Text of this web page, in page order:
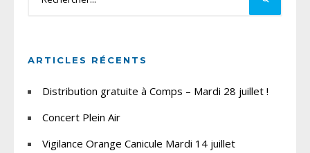
ARTICLES RÉCENTS
Distribution gratuite à Comps – Mardi 28 juillet !
Concert Plein Air
Vigilance Orange Canicule Mardi 14 juillet